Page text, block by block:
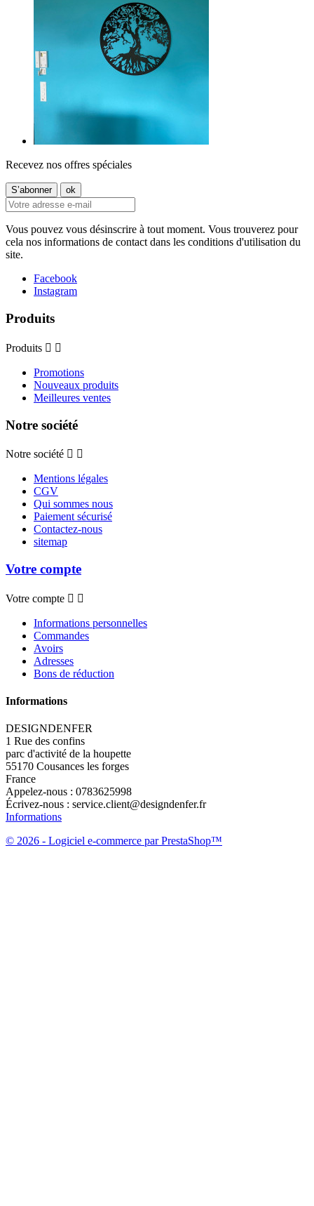
Recevez nos offres spéciales
Vous pouvez vous désinscrire à tout moment. Vous trouverez pour
cela nos informations de contact dans les conditions d'utilisation du
site.
Facebook
Instagram
Produits
Produits  
Promotions
Nouveaux produits
Meilleures ventes
Notre société
Notre société  
Mentions légales
CGV
Qui sommes nous
Paiement sécurisé
Contactez-nous
sitemap
Votre compte
Votre compte  
Informations personnelles
Commandes
Avoirs
Adresses
Bons de réduction
Informations
DESIGNDENFER
1 Rue des confins
parc d'activité de la houpette
55170 Cousances les forges
France
Appelez-nous : 0783625998
Écrivez-nous : service.client@designdenfer.fr
Informations
© 2026 - Logiciel e-commerce par PrestaShop™